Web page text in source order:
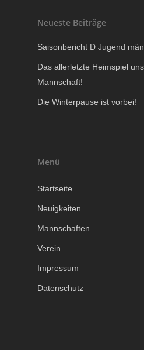
Neueste Beiträge
Saisonbericht D Jugend
Das allerletzte Heimspiel
Mannschaft!
Die Winterpause ist vorbei!
Menü
Startseite
Neuigkeiten
Mannschaften
Verein
Impressum
Datenschutz